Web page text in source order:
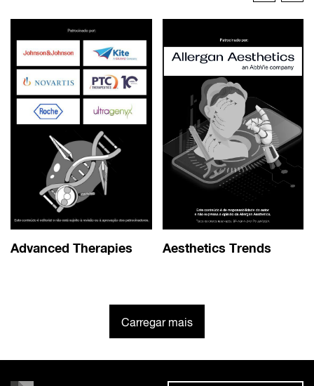
Advanced Therapies Aesthetics Trends
Carregar mais